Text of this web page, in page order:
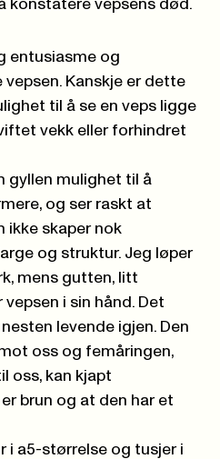
konstatere vepsens død.
entusiasme og
Kanskje er dette
til å se en veps ligge
vekk eller forhindret
gyllen mulighet til å
og ser raskt at
ikke skaper nok
og struktur. Jeg løper
mens gutten, litt
i sin hånd. Det
levende igjen. Den
oss og femåringen,
oss, kan kjapt
brun og at den har et
i a5-størrelse og tusjer i